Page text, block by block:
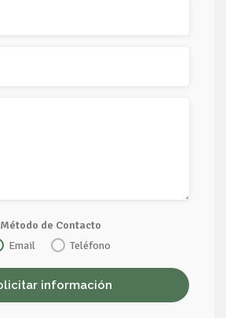
Método de Contacto
Email
Teléfono